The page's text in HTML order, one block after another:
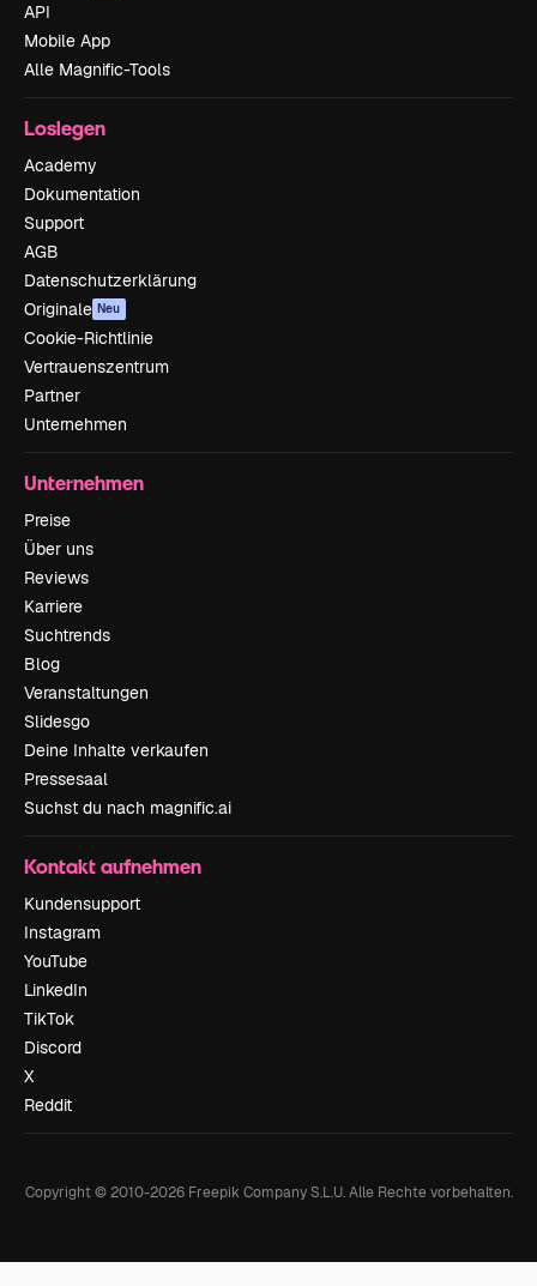
API
Mobile App
Alle Magnific-Tools
Loslegen
Academy
Dokumentation
Support
AGB
Datenschutzerklärung
Originale Neu
Cookie-Richtlinie
Vertrauenszentrum
Partner
Unternehmen
Unternehmen
Preise
Über uns
Reviews
Karriere
Suchtrends
Blog
Veranstaltungen
Slidesgo
Deine Inhalte verkaufen
Pressesaal
Suchst du nach magnific.ai
Kontakt aufnehmen
Kundensupport
Instagram
YouTube
LinkedIn
TikTok
Discord
X
Reddit
Copyright © 2010-2026Freepik Company S.L.U. Alle Rechte vorbehalten.